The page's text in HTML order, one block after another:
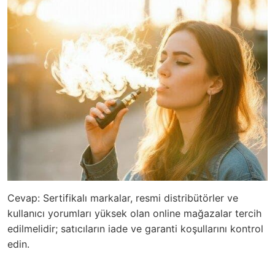
Cevap: Sertifikalı markalar, resmi distribütörler ve
kullanıcı yorumları yüksek olan online mağazalar tercih
edilmelidir; satıcıların iade ve garanti koşullarını kontrol
edin.